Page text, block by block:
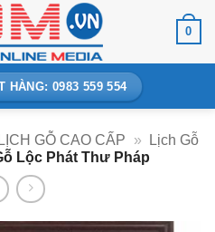
0
HÀNG: 0983 559 554
LỊCH GỖ CAO CẤP »
Lịch Gỗ
Lộc Phát Thư Pháp